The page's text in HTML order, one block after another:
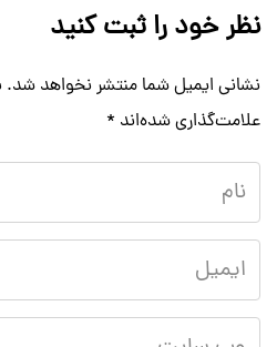
نظر خود را ثبت کنید
نشانی ایمیل شما منتشر نخواهد شد.
علامت‌گذاری شده‌اند *